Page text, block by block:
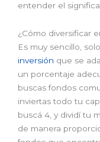
entender el
¿Cómo diversificar
Es muy sencillo,
inversión que se
un porcentaje
buscas fondos
inviertas todo tu
buscá 4, y dividí tu
de manera